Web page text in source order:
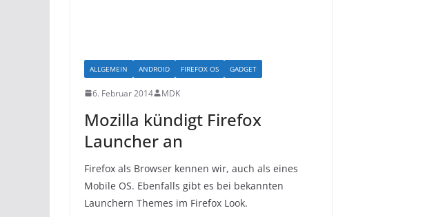
ALLGEMEIN ANDROID FIREFOX OS GADGET
6. Februar 2014 MDK
Mozilla kündigt Firefox
Launcher an
Firefox als Browser kennen wir, auch als eines
Mobile OS. Ebenfalls gibt es bei bekannten
Launchern Themes im Firefox Look.